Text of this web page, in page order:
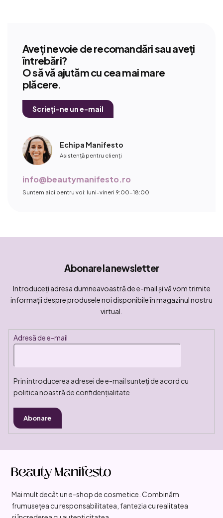
Aveți nevoie de recomandări sau aveți
întrebări?
O să vă ajutăm cu cea mai mare
plăcere.
Scrieți-ne un e-mail
Echipa Manifesto
Asistență pentru clienți
info@beautymanifesto.ro
Suntem aici pentru voi: luni-vineri 9:00-18:00
Abonare la newsletter
Introduceţi adresa dumneavoastră de e-mail şi vă vom trimite
informaţii despre produsele noi disponibile în magazinul nostru
virtual.
Adresă de e-mail
Prin introducerea adresei de e-mail sunteți de acord cu
politica noastră de confidențialitate
Abonare
Mai mult decât un e-shop de cosmetice. Combinăm
frumusețea cu responsabilitatea, fantezia cu realitatea